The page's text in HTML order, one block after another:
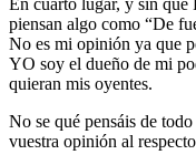
piensan algo como “De
No es mi opinión ya que
YO soy el dueño de mi
quieran mis oyentes.
No se qué pensáis de
vuestra opinión al